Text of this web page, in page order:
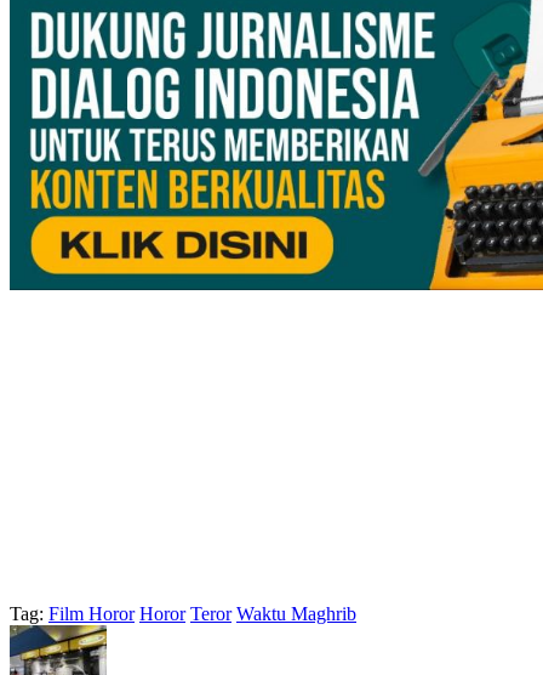
Tag: Film Horor Horor Teror Waktu Maghrib